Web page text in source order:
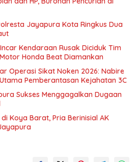
Jayapura Kota Ringkus Dua
Kendaraan Rusak Diciduk Tim
Honda Beat Diamankan
Operasi Sikat Noken 2026: Nabire
Pemberantasan Kejahatan 3C
Sukses Menggagalkan Dugaan
Koya Barat, Pria Berinisial AK